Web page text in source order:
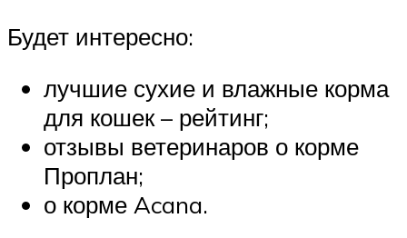
Будет интересно:
лучшие сухие и влажные корма
для кошек – рейтинг;
отзывы ветеринаров о корме
Проплан;
о корме Acana.